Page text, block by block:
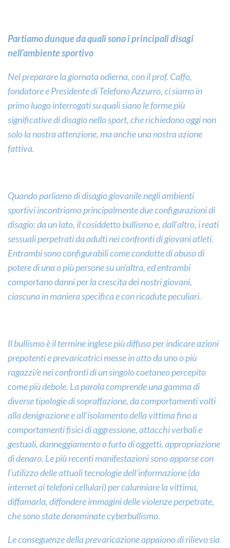
Partiamo dunque da quali sono i principali disagi
nell’ambiente sportivo
Nel preparare la giornata odierna, con il prof. Caffo,
fondatore e Presidente di Telefono Azzurro, ci siamo in
primo luogo interrogati su quali siano le forme più
significative di disagio nello sport, che richiedono oggi non
solo la nostra attenzione, ma anche una nostra azione
fattiva.
Quando parliamo di disagio giovanile negli ambienti
sportivi incontriamo principalmente due configurazioni di
disagio: da un lato, il cosiddetto bullismo e, dall’altro, i reati
sessuali perpetrati da adulti nei confronti di giovani atleti.
Entrambi sono configurabili come condotte di abuso di
potere di una o più persone su un’altra, ed entrambi
comportano danni per la crescita dei nostri giovani,
ciascuna in maniera specifica e con ricadute peculiari.
Il bullismo è il termine inglese più diffuso per indicare azioni
prepotenti e prevaricatrici messe in atto da uno o più
ragazzi/e nei confronti di un singolo coetaneo percepito
come più debole. La parola comprende una gamma di
diverse tipologie di sopraffazione, da comportamenti volti
alla denigrazione e all’isolamento della vittima fino a
comportamenti fisici di aggressione, attacchi verbali e
gestuali, danneggiamento o furto di oggetti, appropriazione
di denaro. Le più recenti manifestazioni sono apparse con
l’utilizzo delle attuali tecnologie dell’informazione (da
internet ai telefoni cellulari) per calunniare la vittima,
diffamarla, diffondere immagini delle violenze perpetrate,
che sono state denominate cyberbullismo.
Le conseguenze della prevaricazione appaiono di rilievo sia